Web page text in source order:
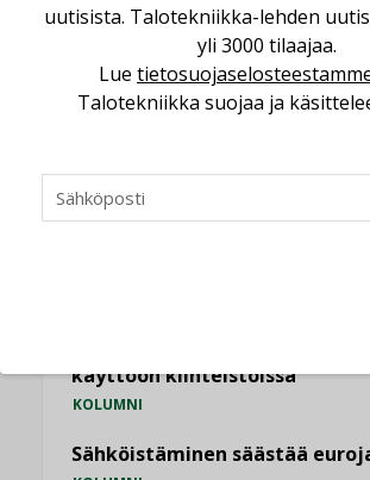
Kaivamattomat menetelmät
vakiinnuttavat asemansa
LEHDEN ARTIKKELIT,TILAAJILLE
käyttöön kiinteistöissä
KOLUMNI
Sähköistäminen säästää
uutisista. Talotekniikka-lehden
yli 3000 tilaajaa.
Lue
Talotekniikka suojaa ja